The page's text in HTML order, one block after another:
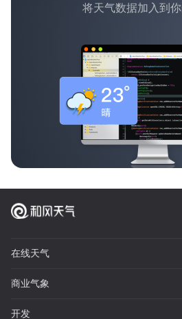
将天气数据加入到
在线天气
商业气象
开发